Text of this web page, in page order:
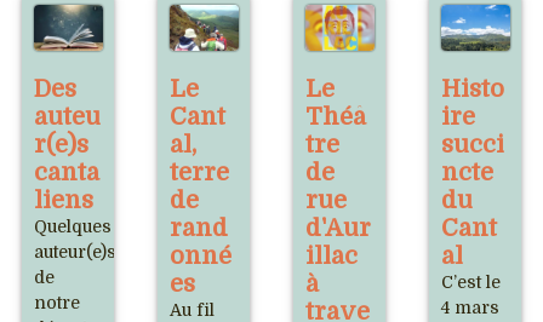
Des
auteu
r(e)s
canta
liens
Quelques
auteur(e)s
de
notre
Le
Cant
al,
terre
de
rand
onné
es
Au fil
Le
Théâ
tre
de
rue
d'Aur
illac
à
trave
Histo
ire
succi
ncte
du
Cant
al
C’est le
4 mars